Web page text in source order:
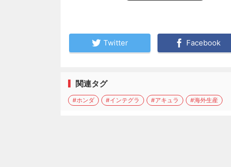
Twitter Facebook
関連タグ
#ホンダ #インテグラ #アキュラ #海外生産